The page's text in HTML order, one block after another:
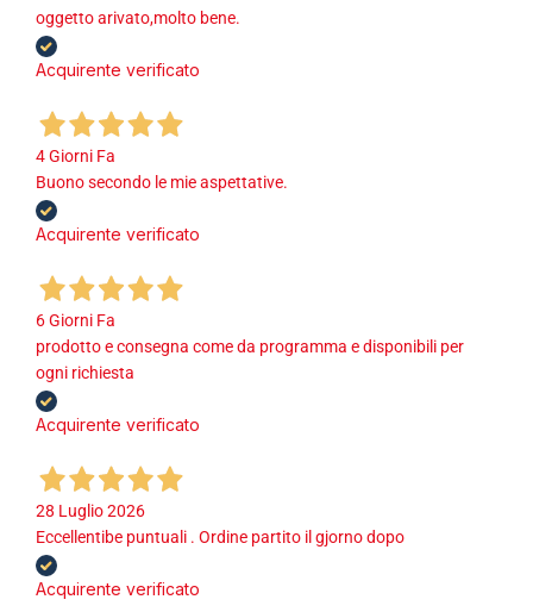
oggetto arivato,molto bene.
Acquirente verificato
4 Giorni Fa
Buono secondo le mie aspettative.
Acquirente verificato
6 Giorni Fa
prodotto e consegna come da programma e disponibili per
ogni richiesta
Acquirente verificato
28 Luglio 2026
Eccellentibe puntuali . Ordine partito il gjorno dopo
Acquirente verificato